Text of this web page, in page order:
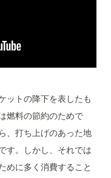
ットの降下を表したも
燃料の節約のためで
、打ち上げのあった地
す。しかし、それでは
めに多く消費すること